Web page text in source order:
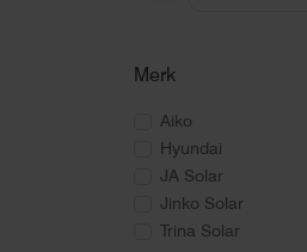
Merk
Aiko
Hyundai
JA Solar
Jinko Solar
Trina Solar